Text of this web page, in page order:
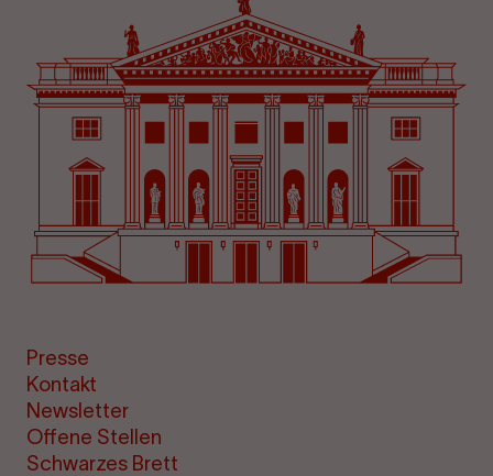
Presse
Kontakt
Newsletter
Offene Stellen
Schwarzes Brett